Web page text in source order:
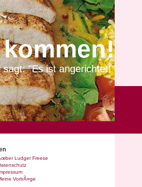
sagt: "Es ist angerichtet!"
Ludger Freese
VortrÃ¤ge